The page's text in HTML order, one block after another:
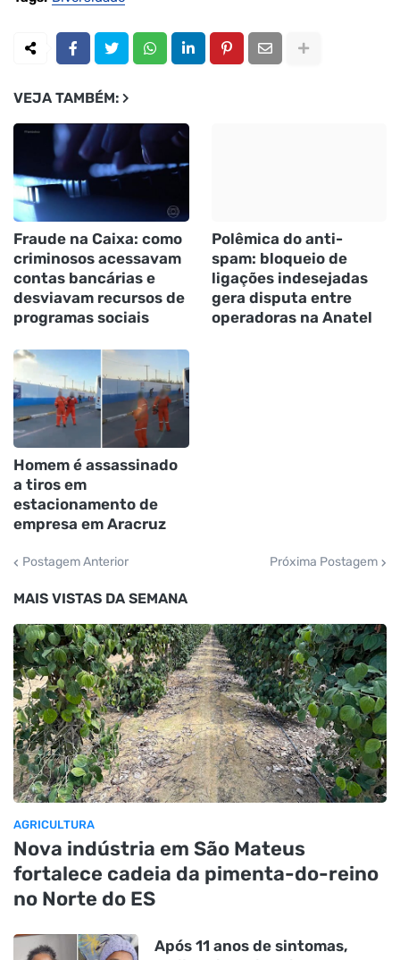
VEJA TAMBÉM:
Fraude na Caixa: como
criminosos acessavam
contas bancárias e
desviavam recursos de
programas sociais
Polêmica do anti-
spam: bloqueio de
ligações indesejadas
gera disputa entre
operadoras na Anatel
Homem é assassinado
a tiros em
estacionamento de
empresa em Aracruz
Postagem Anterior Próxima Postagem
MAIS VISTAS DA SEMANA
AGRICULTURA
Nova indústria em São Mateus
fortalece cadeia da pimenta-do-reino
no Norte do ES
Após 11 anos de sintomas,